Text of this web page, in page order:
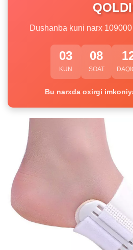
Dushanba kuni narx
03
KUN
08
SOAT
Bu narxda oxirgi